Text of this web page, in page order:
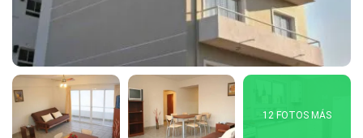
12 FOTOS MÁS